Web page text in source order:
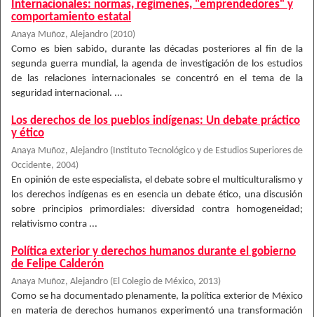
Internacionales: normas, regímenes, "emprendedores" y
comportamiento estatal
Anaya Muñoz, Alejandro (2010)
Como es bien sabido, durante las décadas posteriores al fin de la
segunda guerra mundial, la agenda de investigación de los estudios
de las relaciones internacionales se concentró en el tema de la
seguridad internacional. ...
Los derechos de los pueblos indígenas: Un debate práctico
y ético
Anaya Muñoz, Alejandro ( Instituto Tecnológico y de Estudios Superiores de
Occidente, 2004)
En opinión de este especialista, el debate sobre el multiculturalismo y
los derechos indígenas es en esencia un debate ético, una discusión
sobre principios primordiales: diversidad contra homogeneidad;
relativismo contra ...
Política exterior y derechos humanos durante el gobierno
de Felipe Calderón
Anaya Muñoz, Alejandro ( El Colegio de México, 2013)
Como se ha documentado plenamente, la política exterior de México
en materia de derechos humanos experimentó una transformación